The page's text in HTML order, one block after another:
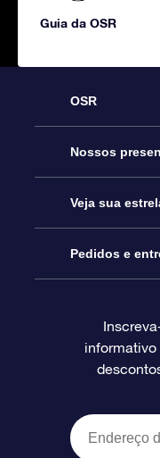
Guia da OSR
OSR
Serviço
Entre em
Blog
Avaliações
Nossos
Presente
Pacote de
O cartão de
Presentes
Veja sua
Star Register
Página estelar
Um Milhão de
OSR Starsaver
Pedidos e
Informações
Política de
informativo